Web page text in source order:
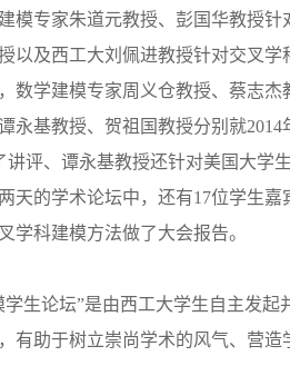
模专家朱道元教授、彭国华教授
以及西工大刘佩进教授针对交叉
数学建模专家周义仓教授、蔡志杰
永基教授、贺祖国教授分别就2014
讲评、谭永基教授还针对美国大学
天的学术论坛中，还有17位学生
学科建模方法做了大会报告。
生论坛”是由西工大学生自主发起
有助于树立崇尚学术的风气、营